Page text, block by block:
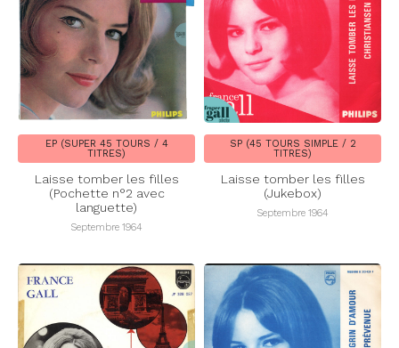
EP (SUPER 45 TOURS / 4
TITRES)
Laisse tomber les filles
(Pochette n°2 avec
languette)
Septembre 1964
SP (45 TOURS SIMPLE / 2
TITRES)
Laisse tomber les filles
(Jukebox)
Septembre 1964